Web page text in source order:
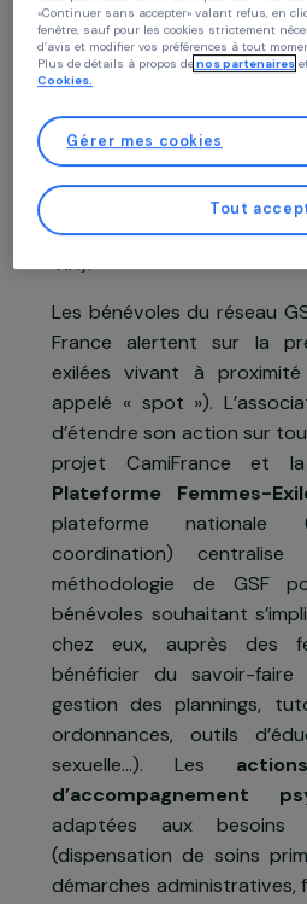
Depuis novembre
Frontières (GSF)
cadre d’une mission
auprès desfemmes
camps, avec les
France) et Camparis
consistent à
violences (excision,
prostitution) qui
à risque, avortement,
VIH).
Les bénévoles du
France alertent sur
exilées vivant à
appelé « spot »).
d’étendre son action
projet CamiFrance
Plateforme Femmes-
plateforme
coordination)
méthodologie de
bénévoles souhaitant
chez eux, auprès
bénéficier du savoir-
Chez RAJA nous utilisons des cookies
expérience sur notre site et notre blog.
contenus personnalisés adaptés à
performantes, des publicités au plus
Vous pouvez consentir et cliquer sur
«Continuer sans accepter» valant refus,
fenêtre, sauf pour les cookies
d’avis et modifier vos préférences à tout
Plus de détails à propos denos
Cookies.
Tout